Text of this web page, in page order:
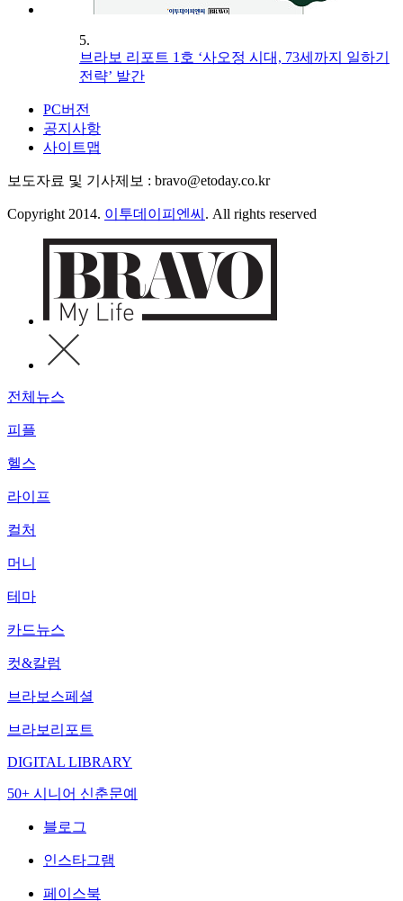
5.
브라보 리포트 1호 ‘사오정 시대, 73세까지 일하기
전략’ 발간
PC버전
공지사항
사이트맵
보도자료 및 기사제보 : bravo@etoday.co.kr
Copyright 2014. 이투데이피엔씨 . All rights reserved
전체뉴스
피플
헬스
라이프
컬처
머니
테마
카드뉴스
컷&칼럼
브라보스페셜
브라보리포트
DIGITAL LIBRARY
50+ 시니어 신춘문예
블로그
인스타그램
페이스북